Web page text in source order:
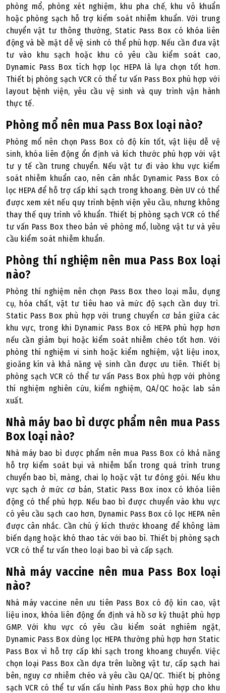
phòng mổ, phòng xét nghiệm, khu pha chế, khu vô khuẩn
hoặc phòng sạch hỗ trợ kiểm soát nhiễm khuẩn. Với trung
chuyển vật tư thông thường, Static Pass Box có khóa liên
động và bề mặt dễ vệ sinh có thể phù hợp. Nếu cần đưa vật
tư vào khu sạch hoặc khu có yêu cầu kiểm soát cao,
Dynamic Pass Box tích hợp lọc HEPA là lựa chọn tốt hơn.
Thiết bị phòng sạch VCR có thể tư vấn Pass Box phù hợp với
layout bệnh viện, yêu cầu vệ sinh và quy trình vận hành
thực tế.
Phòng mổ nên mua Pass Box loại nào?
Phòng mổ nên chọn Pass Box có độ kín tốt, vật liệu dễ vệ
sinh, khóa liên động ổn định và kích thước phù hợp với vật
tư y tế cần trung chuyển. Nếu vật tư đi vào khu vực kiểm
soát nhiễm khuẩn cao, nên cân nhắc Dynamic Pass Box có
lọc HEPA để hỗ trợ cấp khí sạch trong khoang. Đèn UV có thể
được xem xét nếu quy trình bệnh viện yêu cầu, nhưng không
thay thế quy trình vô khuẩn. Thiết bị phòng sạch VCR có thể
tư vấn Pass Box theo bản vẽ phòng mổ, luồng vật tư và yêu
cầu kiểm soát nhiễm khuẩn.
Phòng thí nghiệm nên mua Pass Box loại
nào?
Phòng thí nghiệm nên chọn Pass Box theo loại mẫu, dụng
cụ, hóa chất, vật tư tiêu hao và mức độ sạch cần duy trì.
Static Pass Box phù hợp với trung chuyển cơ bản giữa các
khu vực, trong khi Dynamic Pass Box có HEPA phù hợp hơn
nếu cần giảm bụi hoặc kiểm soát nhiễm chéo tốt hơn. Với
phòng thí nghiệm vi sinh hoặc kiểm nghiệm, vật liệu inox,
gioăng kín và khả năng vệ sinh cần được ưu tiên. Thiết bị
phòng sạch VCR có thể tư vấn Pass Box phù hợp với phòng
thí nghiệm nghiên cứu, kiểm nghiệm, QA/QC hoặc lab sản
xuất.
Nhà máy bao bì dược phẩm nên mua Pass
Box loại nào?
Nhà máy bao bì dược phẩm nên mua Pass Box có khả năng
hỗ trợ kiểm soát bụi và nhiễm bẩn trong quá trình trung
chuyển bao bì, màng, chai lọ hoặc vật tư đóng gói. Nếu khu
vực sạch ở mức cơ bản, Static Pass Box inox có khóa liên
động có thể phù hợp. Nếu bao bì được chuyển vào khu vực
có yêu cầu sạch cao hơn, Dynamic Pass Box có lọc HEPA nên
được cân nhắc. Cần chú ý kích thước khoang để không làm
biến dạng hoặc khó thao tác với bao bì. Thiết bị phòng sạch
VCR có thể tư vấn theo loại bao bì và cấp sạch.
Nhà máy vaccine nên mua Pass Box loại
nào?
Nhà máy vaccine nên ưu tiên Pass Box có độ kín cao, vật
liệu inox, khóa liên động ổn định và hồ sơ kỹ thuật phù hợp
GMP. Với khu vực có yêu cầu kiểm soát nghiêm ngặt,
Dynamic Pass Box dùng lọc HEPA thường phù hợp hơn Static
Pass Box vì hỗ trợ cấp khí sạch trong khoang chuyển. Việc
chọn loại Pass Box cần dựa trên luồng vật tư, cấp sạch hai
bên, nguy cơ nhiễm chéo và yêu cầu QA/QC. Thiết bị phòng
sạch VCR có thể tư vấn cấu hình Pass Box phù hợp cho khu